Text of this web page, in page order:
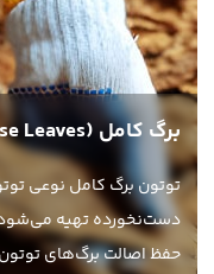
برگ کامل (Loose Leaves)
توتون برگ کامل نوعی
دست‌نخورده تهیه می‌شود.
حفظ اصالت برگ‌های